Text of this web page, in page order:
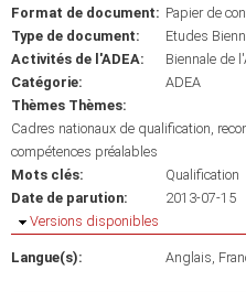
Format de document: Papier de
Type de document:
Etudes
Activités de l'ADEA:
Biennale de
Catégorie:
ADEA
Thèmes Thèmes:
Cadres nationaux de qualification,
compétences préalables
Mots clés:
Qualification
Date de parution:
2013-07-15
Masquer
Versions disponibles
Langue(s): Anglais